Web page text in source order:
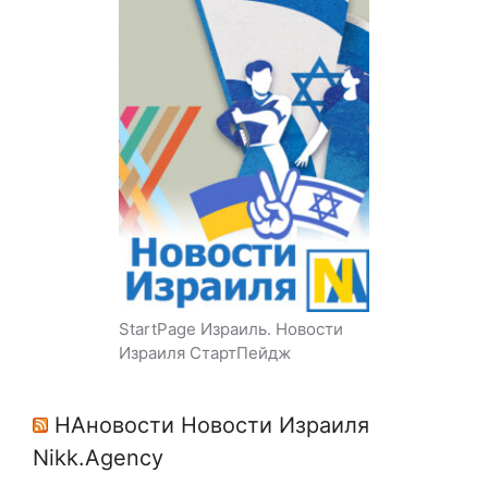
StartPage Израиль. Новости
Израиля СтартПейдж
НАновости Новости Израиля
Nikk.Agency